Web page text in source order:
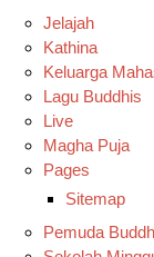
Jelajah
Kathina
Keluarga
Lagu Buddhis
Live
Magha Puja
Pages
Sitemap
Pemuda